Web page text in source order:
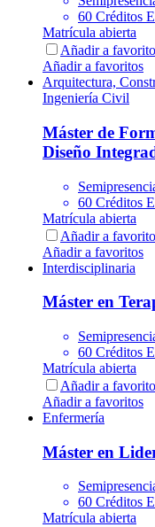
60 Créditos
Matrícula abierta
Añadir a
Añadir a favoritos
Arquitectura,
Ingeniería Civil
Máster de
Diseño
60 Créditos
Matrícula abierta
Añadir a
Añadir a favoritos
Interdisciplinaria
Máster en
60 Créditos
Matrícula abierta
Añadir a
Añadir a favoritos
Enfermería
Máster en
60 Créditos
Matrícula abierta